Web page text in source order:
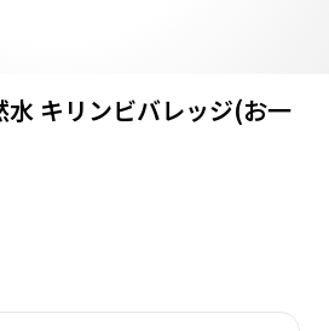
水 キリンビバレッジ(お一